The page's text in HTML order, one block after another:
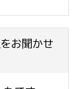
お聞かせ